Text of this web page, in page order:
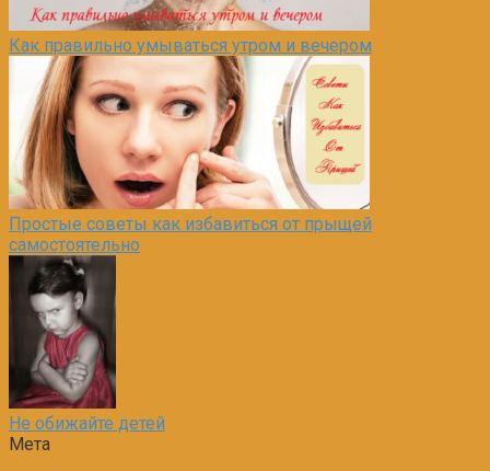
Как правильно умываться утром и вечером
Простые советы как избавиться от прыщей
самостоятельно
Не обижайте детей
Мета